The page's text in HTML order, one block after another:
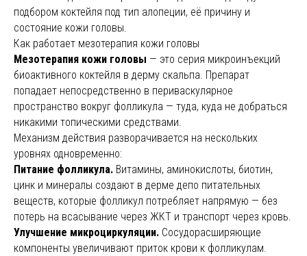
подбором коктейля под тип алопеции, её причину и
состояние кожи головы.
Как работает мезотерапия кожи головы
Мезотерапия кожи головы — это серия микроинъекций
биоактивного коктейля в дерму скальпа. Препарат
попадает непосредственно в периваскулярное
пространство вокруг фолликула — туда, куда не добраться
никакими топическими средствами.
Механизм действия разворачивается на нескольких
уровнях одновременно:
Питание фолликула. Витамины, аминокислоты, биотин,
цинк и минералы создают в дерме депо питательных
веществ, которые фолликул потребляет напрямую — без
потерь на всасывание через ЖКТ и транспорт через кровь.
Улучшение микроциркуляции. Сосудорасширяющие
компоненты увеличивают приток крови к фолликулам.
Инновационный способ борьбы с
возрастными изменениями на лице и
теле, который дает гарантированный
результат. Можно избавиться от
пигментации, шрамов, следов постакне,
подтянуть и разгладить кожу, сузить поры
и нормализовать выработку сальных
желез и т. д.Подробнее
Аппаратная косметология
Нити, выполненные из
кожей человека
под кожу, цепляя ее
подтягивая вверх, тем
возвращают лицу молодой
подтягивает брыли и
подбородок. Подробнее